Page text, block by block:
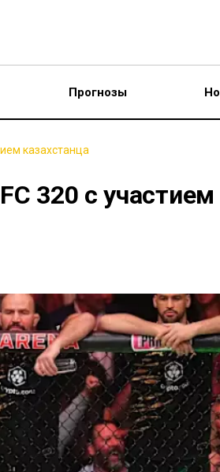
Прогнозы
казахстанца
320 с участием